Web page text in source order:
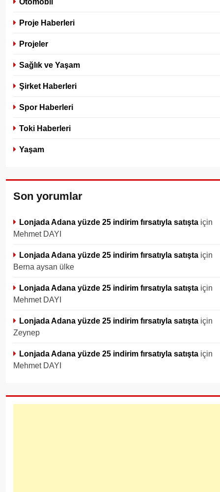
Proje Haberleri
Projeler
Sağlık ve Yaşam
Şirket Haberleri
Spor Haberleri
Toki Haberleri
Yaşam
Son yorumlar
Lonjada Adana yüzde 25 indirim fırsatıyla satışta için
Mehmet DAYI
Lonjada Adana yüzde 25 indirim fırsatıyla satışta için
Berna aysan ülke
Lonjada Adana yüzde 25 indirim fırsatıyla satışta için
Mehmet DAYI
Lonjada Adana yüzde 25 indirim fırsatıyla satışta için
Zeynep
Lonjada Adana yüzde 25 indirim fırsatıyla satışta için
Mehmet DAYI